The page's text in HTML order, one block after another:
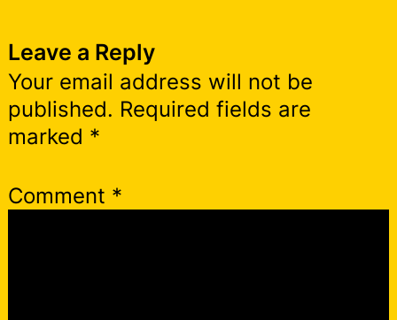
Leave a Reply
Your email address will not be
published. Required fields are
marked *
Comment *